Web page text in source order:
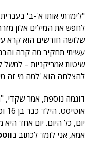
"לימדתי אותו א'-ב'
לחפש את המילים אלון
שלושה חודשים הוא קרא
עשיתי תחקיר מה קרה
שיטות אמריקניות – למשל
להצלחה הוא 'למה מי זה
דוגמה נוספת, אמר שקדי,
אמא, אני לומד לכתוב ב